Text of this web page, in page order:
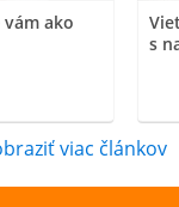
ako
s
viac článkov